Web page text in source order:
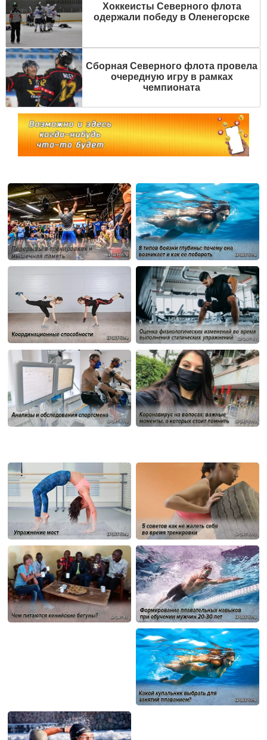
Хоккеисты Северного флота
одержали победу в Оленегорске
Сборная Северного флота провела
очередную игру в рамках
чемпионата